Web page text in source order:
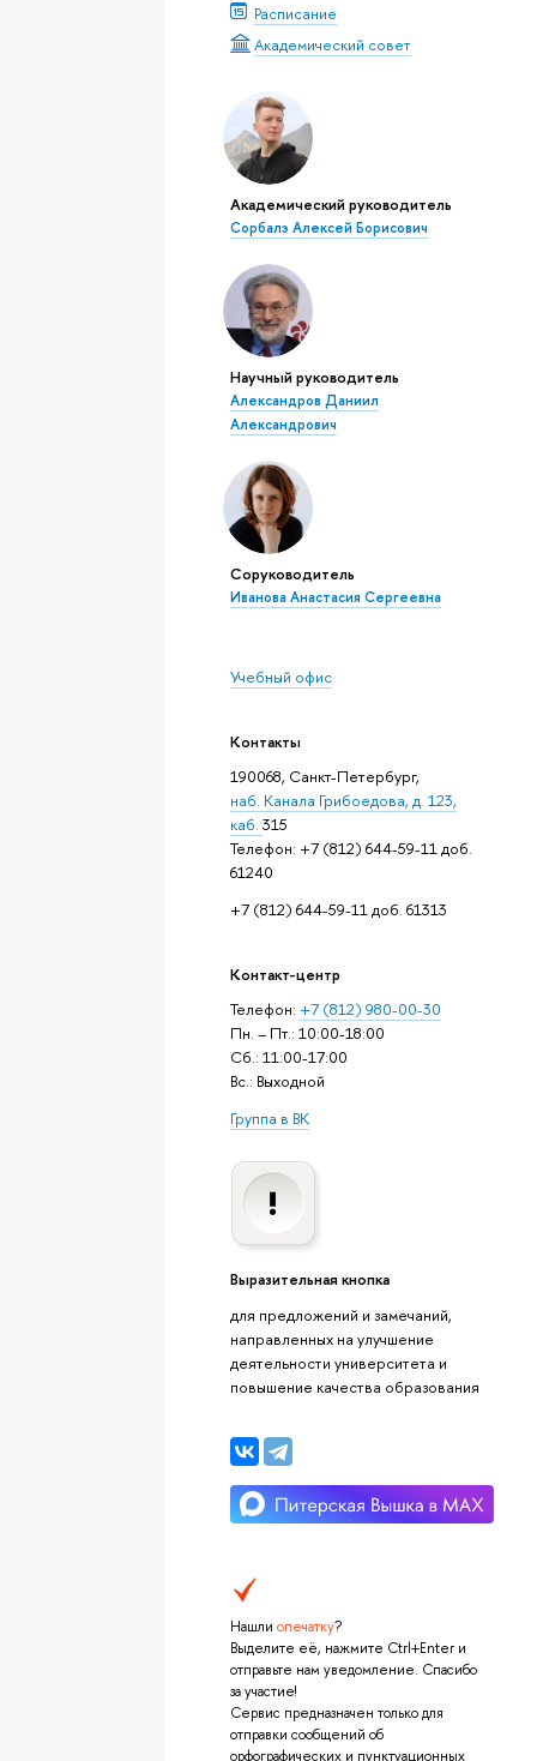
Расписание
Академический совет
Академический руководитель
Сорбалэ Алексей Борисович
Научный руководитель
Александров Даниил
Александрович
Соруководитель
Иванова Анастасия Сергеевна
Учебный офис
Контакты
190068, Санкт-Петербург,
наб. Канала Грибоедова, д. 123,
каб. 315
Телефон: +7 (812) 644-59-11 доб.
61240
+7 (812) 644-59-11 доб. 61313
Контакт-центр
Телефон: +7 (812) 980-00-30
Пн. – Пт.: 10:00-18:00
Сб.: 11:00-17:00
Вс.: Выходной
Группа в ВК
Выразительная кнопка
для предложений и замечаний,
направленных на улучшение
деятельности университета и
повышение качества образования
Нашли опечатку?
Выделите её, нажмите Ctrl+Enter и
отправьте нам уведомление. Спасибо
за участие!
Сервис предназначен только для
отправки сообщений об
орфографических и пунктуационных